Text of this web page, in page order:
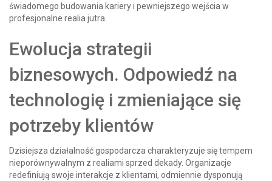
świadomego budowania kariery i pewniejszego wejścia w
profesjonalne realia jutra.
Ewolucja strategii
biznesowych. Odpowiedź na
technologię i zmieniające się
potrzeby klientów
Dzisiejsza działalność gospodarcza charakteryzuje się tempem
nieporównywalnym z realiami sprzed dekady. Organizacje
redefiniują swoje interakcje z klientami, odmiennie dysponują